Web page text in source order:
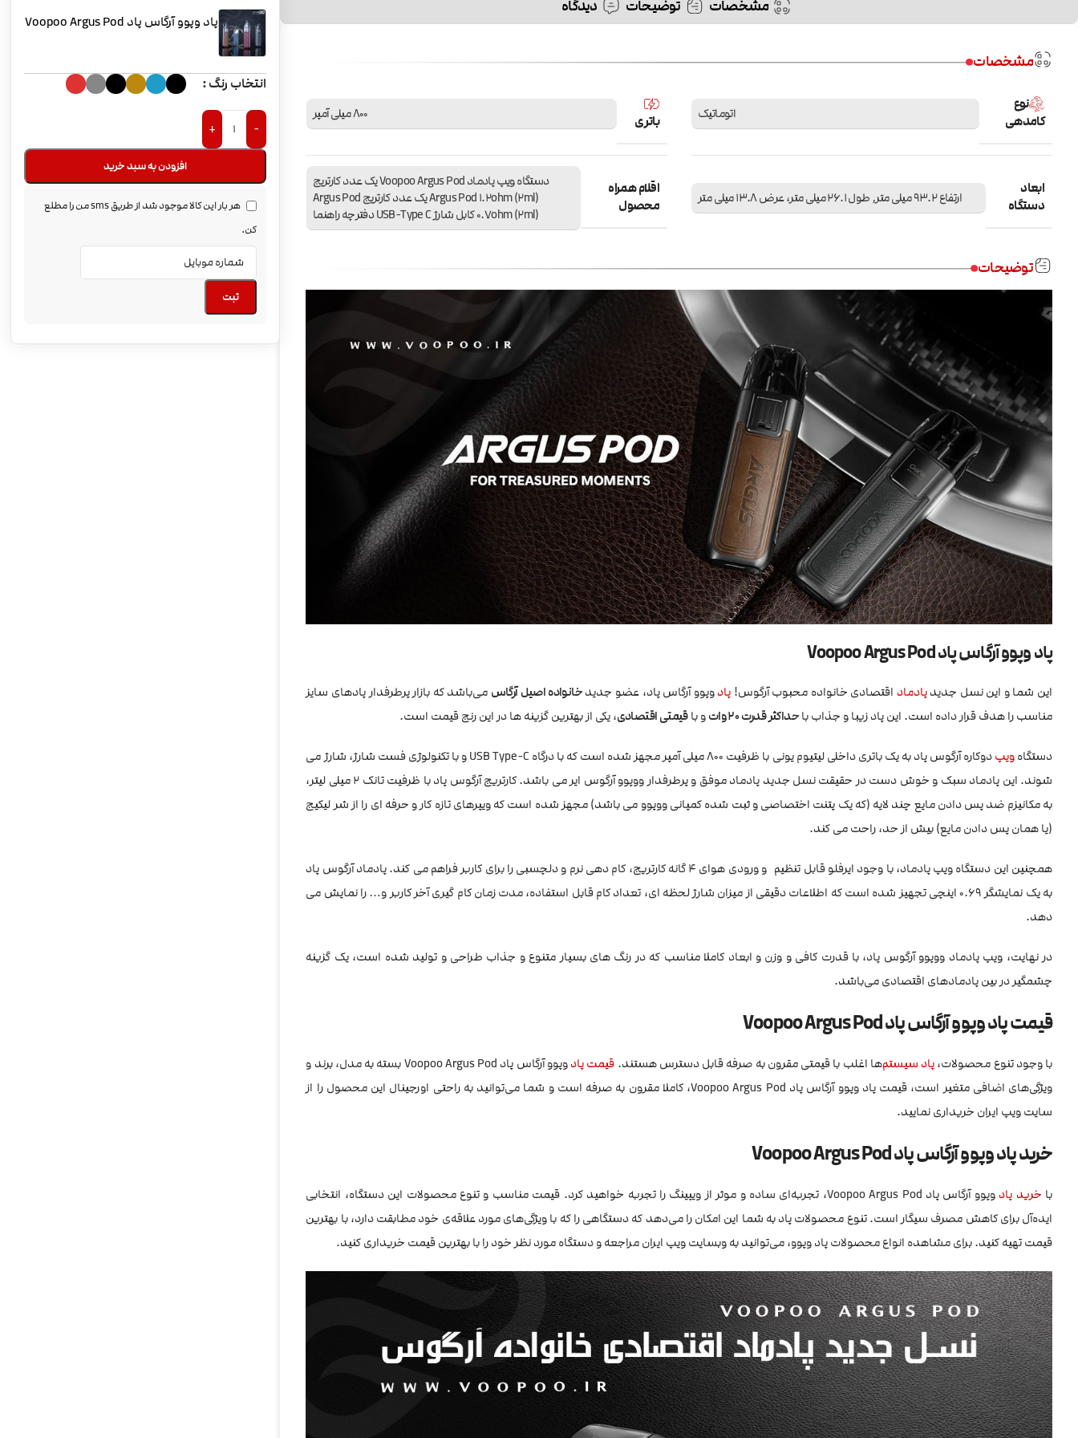
مشخصات توضیحات دیدگاه
مشخصات
نوع
کامدهی
اتوماتیک باتری 800 میلی آمپر
ابعاد
دستگاه
ارتفاع 93.2 میلی متر, طول 26.1 میلی متر، عرض 13.8 میلی متر
اقلام همراه
محصول
دستگاه ویپ پادماد Voopoo Argus Pod یک عدد کارتریج
Argus Pod 1.2ohm (2ml) یک عدد کارتریج Argus Pod
0.7ohm (2ml) کابل شارژ USB-Type C دفترچه راهنما
توضیحات
پاد وپوو آرگاس پاد Voopoo Argus Pod
این شما و این نسل جدیدپادماد اقتصادی خانواده محبوب آرگوس! پادوپوو آرگاس پاد، عضو جدیدخانواده اصیل آرگاس می‌باشد که بازار پرطرفدار پادهای سایز
مناسب را هدف قرار داده است. این پاد زیبا و جذاب باحداکثر قدرت 20 وات و باقیمتی اقتصادی، یکی از بهترین گزینه ها در این رنج قیمت است.
دستگاهویپ
دوکاره آرگوس پاد به یک باتری داخلی لیتیوم یونی با ظرفیت 800 میلی آمپر مجهز شده است که با درگاه USB Type-C و با تکنولوژی فست شارژ، شارژ می
شوند. این پادماد سبک و خوش دست در حقیقت نسل جدید پادماد موفق و پرطرفدار ووپوو آرگوس ایر می باشد. کارتریج آرگوس پاد با ظرفیت تانک 2 میلی لیتر،
به مکانیزم ضد پس دادن مایع چند لایه (که یک پتنت اختصاصی و ثبت شده کمپانی ووپوو می باشد) مجهز شده است که ویپرهای تازه کار و حرفه ای را از شر لیکیج
(یا همان پس دادن مایع) بیش از حد، راحت می کند.
همچنین این دستگاه ویپ پادماد، با وجود ایرفلو قابل تنظیم و ورودی هوای 4 گانه کارتریج، کام دهی نرم و دلچسبی را برای کاربر فراهم می کند. پادماد آرگوس پاد
به یک نمایشگر 0.69 اینچی تجهیز شده است که اطلاعات دقیقی از میزان شارژ لحظه ای، تعداد کام قابل استفاده، مدت زمان کام گیری آخر کاربر و… را نمایش می
دهد.
در نهایت، ویپ پادماد ووپوو آرگوس پاد، با قدرت کافی و وزن و ابعاد کاملا مناسب که در رنگ های بسیار متنوع و جذاب طراحی و تولید شده است، یک گزینه
چشمگیر در بین پادمادهای اقتصادی می‌باشد.
قیمت پاد وپوو آرگاس پاد Voopoo Argus Pod
با وجود تنوع محصولات،پاد سیستم‌ها اغلب با قیمتی مقرون به صرفه قابل دسترس هستند. قیمت پاد
وپوو آرگاس پاد Voopoo Argus Pod بسته به مدل، برند و
ویژگی‌های اضافی متغیر است، قیمت پاد وپوو آرگاس پاد Voopoo Argus Pod، کاملا مقرون به صرفه است و شما می‌توانید به راحتی اورجینال این محصول را از
سایت ویپ ایران خریداری نمایید.
خرید پاد وپوو آرگاس پاد Voopoo Argus Pod
با خرید پاد
وپوو آرگاس پاد Voopoo Argus Pod، تجربه‌ای ساده و موثر از ویپینگ را تجربه خواهید کرد. قیمت مناسب و تنوع محصولات این دستگاه، انتخابی
ایده‌آل برای کاهش مصرف سیگار است. تنوع محصولات پاد به شما این امکان را می‌دهد که دستگاهی را که با ویژگی‌های مورد علاقه‌ی خود مطابقت دارد، با بهترین
قیمت تهیه کنید. برای مشاهده انواع محصولات پاد وپوو، می‌توانید به وبسایت ویپ ایران مراجعه و دستگاه مورد نظر خود را با بهترین قیمت خریداری کنید.
پاد وپوو آرگاس پاد Voopoo Argus Pod
انتخاب رنگ
-
+
افزودن به سبد خرید
هر بار این کالا موجود شد از طریق sms من را مطلع
کن.
ثبت